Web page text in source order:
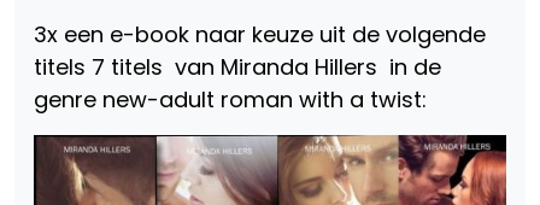
3x een e-book naar keuze uit de volgende
titels 7 titels van Miranda Hillers in de
genre new-adult roman with a twist: